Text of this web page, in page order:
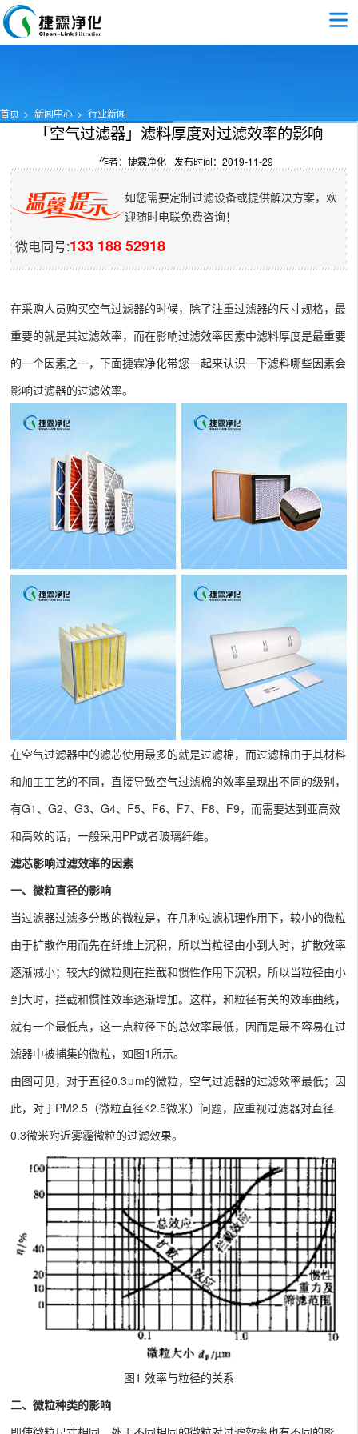
首页 新闻中心 行业新闻
「空气过滤器」滤料厚度对过滤效率的影响
作者：捷霖净化 发布时间：2019-11-29
如您需要定制过滤设备或提供解决方案，欢
迎随时电联免费咨询！
微电同号:133 188 52918
在采购人员购买空气过滤器的时候，除了注重过滤器的尺寸规格，最
重要的就是其过滤效率，而在影响过滤效率因素中滤料厚度是最重要
的一个因素之一，下面捷霖净化带您一起来认识一下滤料哪些因素会
影响过滤器的过滤效率。
在空气过滤器中的滤芯使用最多的就是过滤棉，而过滤棉由于其材料
和加工工艺的不同，直接导致空气过滤棉的效率呈现出不同的级别，
有G1、G2、G3、G4、F5、F6、F7、F8、F9，而需要达到亚高效
和高效的话，一般采用PP或者玻璃纤维。
滤芯影响过滤效率的因素
一、微粒直径的影响
当过滤器过滤多分散的微粒是，在几种过滤机理作用下，较小的微粒
由于扩散作用而先在纤维上沉积，所以当粒径由小到大时，扩散效率
逐渐减小；较大的微粒则在拦截和惯性作用下沉积，所以当粒径由小
到大时，拦截和惯性效率逐渐增加。这样，和粒径有关的效率曲线，
就有一个最低点，这一点粒径下的总效率最低，因而是最不容易在过
滤器中被捕集的微粒，如图1所示。
由图可见，对于直径0.3μm的微粒，空气过滤器的过滤效率最低；因
此，对于PM2.5（微粒直径≤2.5微米）问题，应重视过滤器对直径
0.3微米附近雾霾微粒的过滤效果。
图1 效率与粒径的关系
二、微粒种类的影响